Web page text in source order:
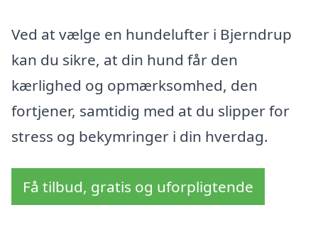
Ved at vælge en hundelufter i Bjerndrup
kan du sikre, at din hund får den
kærlighed og opmærksomhed, den
fortjener, samtidig med at du slipper for
stress og bekymringer i din hverdag.
Få tilbud, gratis og uforpligtende